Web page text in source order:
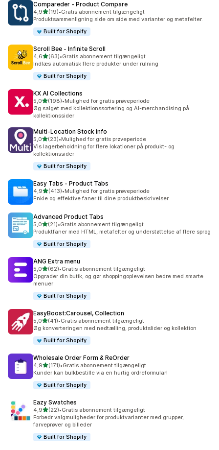
Compareder ‑ Product Compare
4,9ud af 5 stjerner
(19)
19 anmeldelser i alt
•Gratis abonnement tilgængeligt
Produktsammenligning side om side med varianter og metafelter.
Built for Shopify
Scroll Bee ‑ Infinite Scroll
4,6ud af 5 stjerner
(63)
63 anmeldelser i alt
•Gratis abonnement tilgængeligt
Indlæs automatisk flere produkter under rulning
Built for Shopify
KX AI Collections
5,0ud af 5 stjerner
(198)
198 anmeldelser i alt
•Mulighed for gratis prøveperiode
Øg salget med kollektionssortering og AI-merchandising på
kollektionssider
Multi‑Location Stock info
5,0ud af 5 stjerner
(23)
23 anmeldelser i alt
•Mulighed for gratis prøveperiode
Vis lagerbeholdning for flere lokationer på produkt- og
kollektionssider
Built for Shopify
Easy Tabs ‑ Product Tabs
4,9ud af 5 stjerner
(413)
413 anmeldelser i alt
•Mulighed for gratis prøveperiode
Enkle og effektive faner til dine produktbeskrivelser
Advanced Product Tabs
5,0ud af 5 stjerner
(21)
21 anmeldelser i alt
•Gratis abonnement tilgængeligt
Produktfaner med HTML, metafelter og understøttelse af flere sprog
Built for Shopify
ANG Extra menu
5,0ud af 5 stjerner
(62)
62 anmeldelser i alt
•Gratis abonnement tilgængeligt
Opgrader din butik, og gør shoppingoplevelsen bedre med smarte
menuer
Built for Shopify
EasyBoost:Carousel, Collection
5,0ud af 5 stjerner
(41)
41 anmeldelser i alt
•Gratis abonnement tilgængeligt
Øg konverteringen med nedtælling, produktslider og kollektion
Built for Shopify
Wholesale Order Form & ReOrder
4,9ud af 5 stjerner
(171)
171 anmeldelser i alt
•Gratis abonnement tilgængeligt
Kunder kan bulkbestille via en hurtig ordreformular!
Built for Shopify
Eazy Swatches
4,9ud af 5 stjerner
(22)
22 anmeldelser i alt
•Gratis abonnement tilgængeligt
Forbedr valgmuligheder for produktvarianter med grupper,
farveprøver og billeder
Built for Shopify